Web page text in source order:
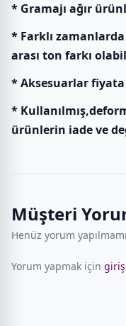
* Gramajı ağır
* Farklı zamanlarda
arası ton farkı
* Aksesuarlar
*
ürünlerin iade ve
Müşteri
Henüz yorum
Yorum yapmak için giriş